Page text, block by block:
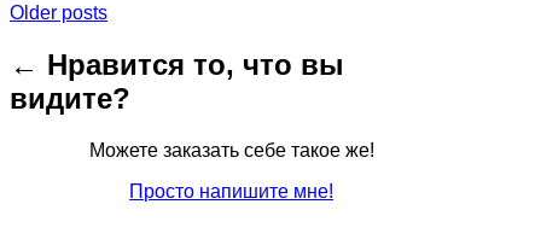
Posts
navigation
Older posts
← Нравится то, что вы
видите?
Можете заказать себе такое же!
Просто напишите мне!